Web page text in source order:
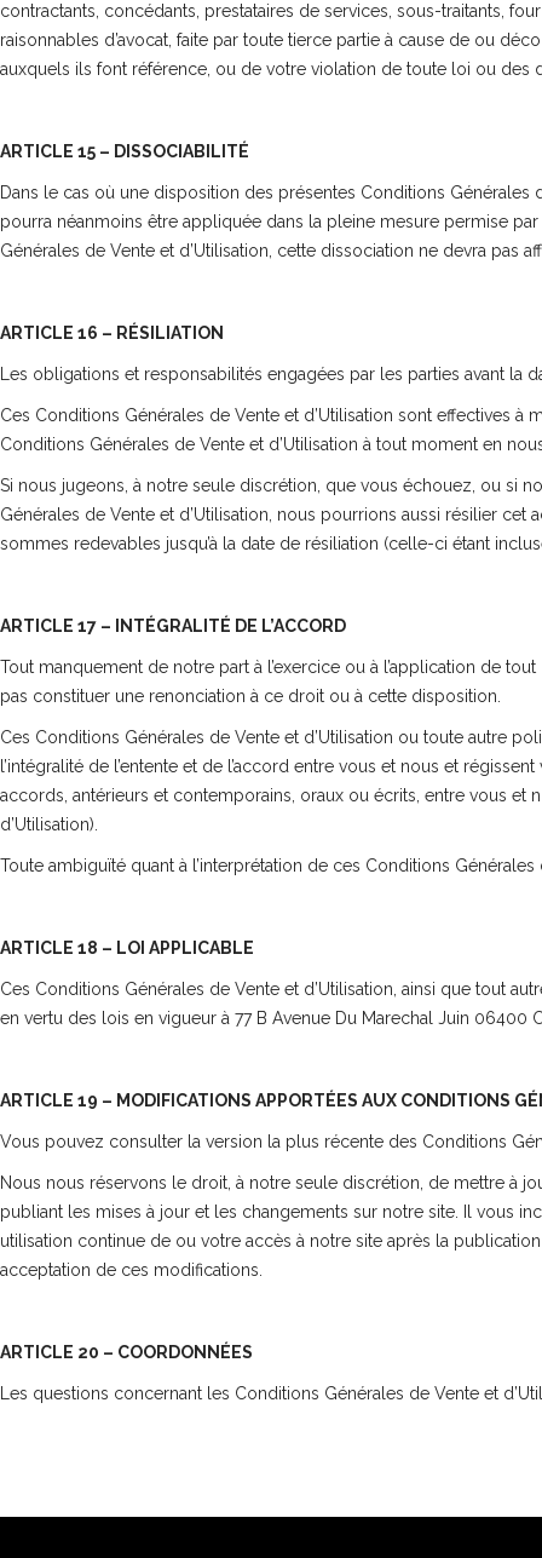
contractants, concédants, prestataires de services, sous-traitants,
raisonnables d’avocat, faite par toute tierce partie à cause de ou
auxquels ils font référence, ou de votre violation de toute loi ou des
ARTICLE 15 – DISSOCIABILITÉ
Dans le cas où une disposition des présentes Conditions
pourra néanmoins être appliquée dans la pleine mesure permise
Générales de Vente et d’Utilisation, cette dissociation ne devra pas
ARTICLE 16 – RÉSILIATION
Les obligations et responsabilités engagées par les parties avant
Ces Conditions Générales de Vente et d’Utilisation sont effectives à
Conditions Générales de Vente et d’Utilisation à tout moment en
Si nous jugeons, à notre seule discrétion, que vous échouez, ou si
Générales de Vente et d’Utilisation, nous pourrions aussi résilier
sommes redevables jusqu’à la date de résiliation (celle-ci étant
ARTICLE 17 – INTÉGRALITÉ DE L’ACCORD
Tout manquement de notre part à l’exercice ou à l’application de
pas constituer une renonciation à ce droit ou à cette disposition.
Ces Conditions Générales de Vente et d’Utilisation ou toute autre
l’intégralité de l’entente et de l’accord entre vous et nous et
accords, antérieurs et contemporains, oraux ou écrits, entre vous et
d’Utilisation).
Toute ambiguïté quant à l’interprétation de ces Conditions
ARTICLE 18 – LOI APPLICABLE
Ces Conditions Générales de Vente et d’Utilisation, ainsi que tout
en vertu des lois en vigueur à 77 B Avenue Du Marechal Juin 06400
ARTICLE 19 – MODIFICATIONS APPORTÉES AUX CONDITIONS
Vous pouvez consulter la version la plus récente des Conditions
Nous nous réservons le droit, à notre seule discrétion, de mettre à
publiant les mises à jour et les changements sur notre site. Il vous
utilisation continue de ou votre accès à notre site après la
acceptation de ces modifications.
ARTICLE 20 – COORDONNÉES
Les questions concernant les Conditions Générales de Vente et